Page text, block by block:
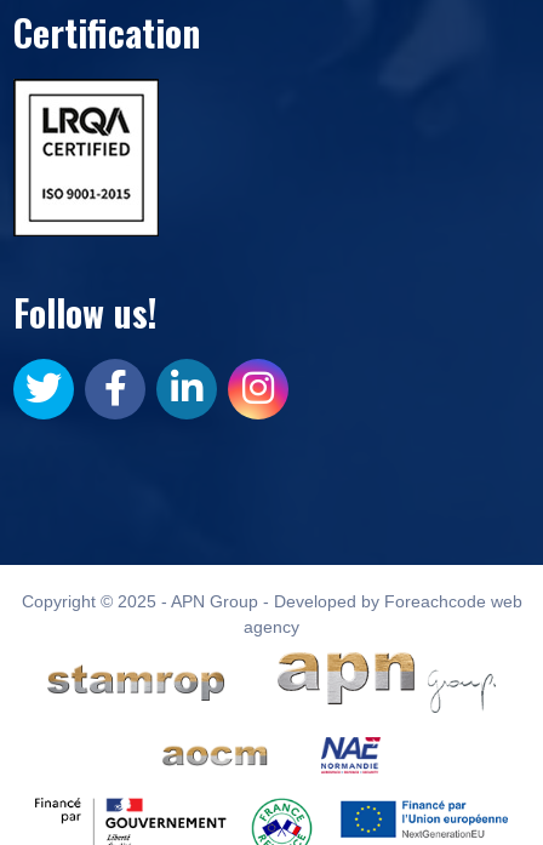
Certification
Follow us!
Copyright © 2025 - APN Group - Developed by Foreachcode web
agency